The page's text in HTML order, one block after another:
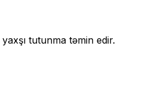
tutunma təmin edir.